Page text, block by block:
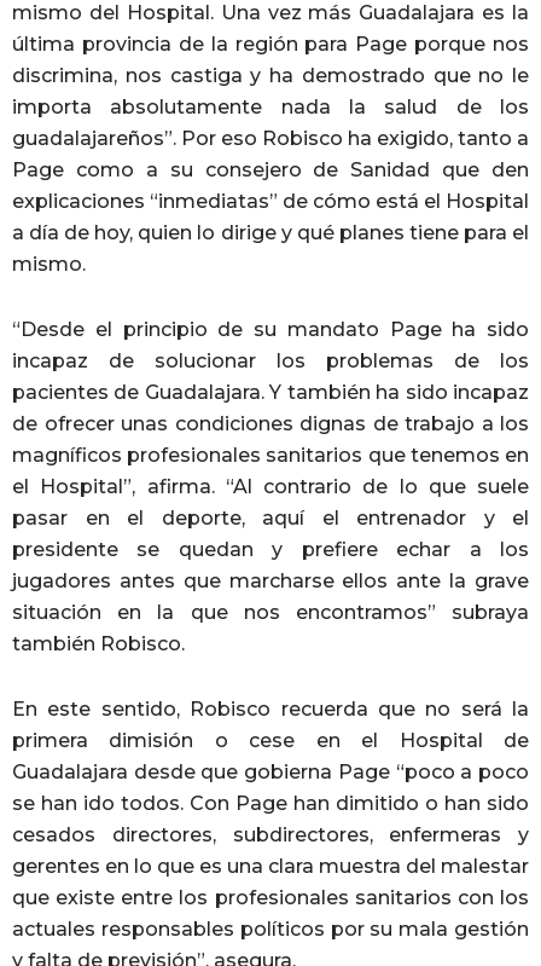
mismo del Hospital. Una vez más Guadalajara es la
última provincia de la región para Page porque nos
discrimina, nos castiga y ha demostrado que no le
importa absolutamente nada la salud de los
guadalajareños”. Por eso Robisco ha exigido, tanto a
Page como a su consejero de Sanidad que den
explicaciones “inmediatas” de cómo está el Hospital
a día de hoy, quien lo dirige y qué planes tiene para el
mismo.
“Desde el principio de su mandato Page ha sido
incapaz de solucionar los problemas de los
pacientes de Guadalajara. Y también ha sido incapaz
de ofrecer unas condiciones dignas de trabajo a los
magníficos profesionales sanitarios que tenemos en
el Hospital”, afirma. “Al contrario de lo que suele
pasar en el deporte, aquí el entrenador y el
presidente se quedan y prefiere echar a los
jugadores antes que marcharse ellos ante la grave
situación en la que nos encontramos” subraya
también Robisco.
En este sentido, Robisco recuerda que no será la
primera dimisión o cese en el Hospital de
Guadalajara desde que gobierna Page “poco a poco
se han ido todos. Con Page han dimitido o han sido
cesados directores, subdirectores, enfermeras y
gerentes en lo que es una clara muestra del malestar
que existe entre los profesionales sanitarios con los
actuales responsables políticos por su mala gestión
y falta de previsión”, asegura.